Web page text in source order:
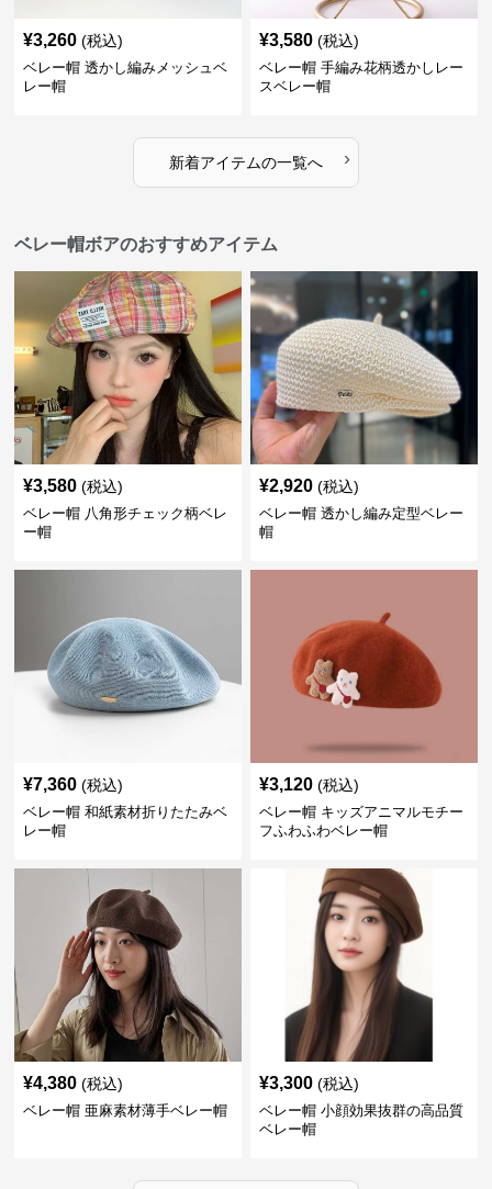
¥3,260 (税込)
ベレー帽 透かし編みメッシュベ
レー帽
¥3,580 (税込)
ベレー帽 手編み花柄透かしレー
スベレー帽
新着アイテムの一覧へ ›
ベレー帽ボアのおすすめアイテム
¥3,580 (税込)
ベレー帽 八角形チェック柄ベレ
ー帽
¥2,920 (税込)
ベレー帽 透かし編み定型ベレー
帽
¥7,360 (税込)
ベレー帽 和紙素材折りたたみベ
レー帽
¥3,120 (税込)
ベレー帽 キッズアニマルモチー
フふわふわベレー帽
¥4,380 (税込)
ベレー帽 亜麻素材薄手ベレー帽
¥3,300 (税込)
ベレー帽 小顔効果抜群の高品質
ベレー帽